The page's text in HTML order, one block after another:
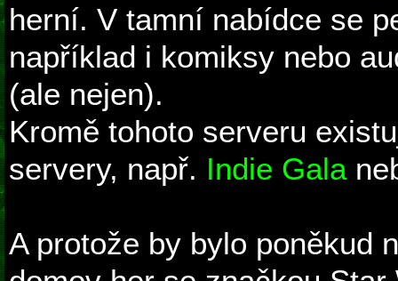
herní. V tamní nabídce se
například i komiksy nebo
(ale nejen).
Kromě tohoto serveru
servery, např. Indie Gala
A protože by bylo poněkud